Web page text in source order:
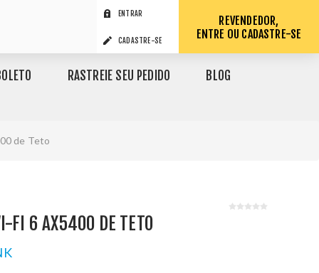
ENTRAR
CADASTRE-SE
REVENDEDOR,
ENTRE OU CADASTRE-SE
RASTREIE SEU PEDIDO BLOG
de Teto
FI 6 AX5400 DE TETO